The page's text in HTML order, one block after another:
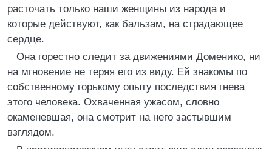
расточать только наши женщины из народа и
которые действуют, как бальзам, на страдающее
сердце.
Она горестно следит за движениями Доменико, ни
на мгновение не теряя его из виду. Ей знакомы по
собственному горькому опыту последствия гнева
этого человека. Охваченная ужасом, словно
окаменевшая, она смотрит на него застывшим
взглядом.